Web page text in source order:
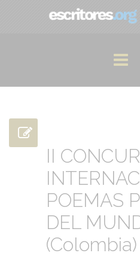
II
POEMAS
DEL
(Colombia)